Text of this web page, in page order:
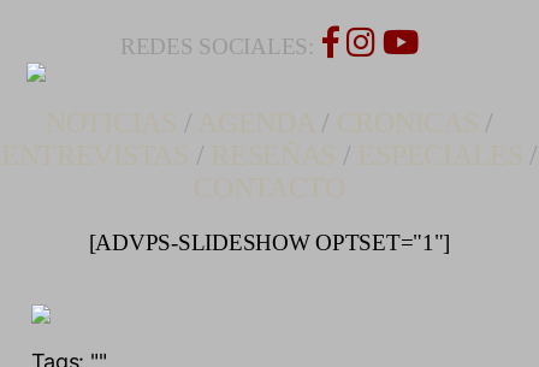
REDES SOCIALES:
/ /
/
/ /
/
[ADVPS-SLIDESHOW OPTSET="1"]
Tags: ""